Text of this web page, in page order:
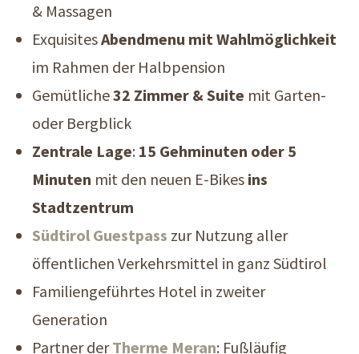
& Massagen
ExquisitesAbendmenu mit Wahlmöglichkeit
im Rahmen der Halbpension
Gemütliche32 Zimmer & Suite mit Garten-
oder Bergblick
Zentrale Lage: 15 Gehminuten oder 5
Minuten mit den neuen E-Bikes ins
Stadtzentrum
Südtirol Guestpass zur Nutzung aller
öffentlichen Verkehrsmittel in ganz Südtirol
Familiengeführtes Hotel in zweiter
Generation
Partner derTherme Meran: Fußläufig